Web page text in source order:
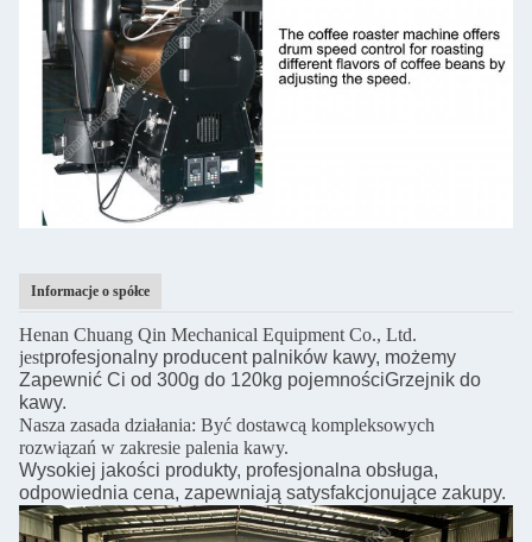
Informacje o spółce
Henan Chuang Qin Mechanical Equipment Co., Ltd.
jestprofesjonalny producent palników kawy, możemy
Zapewnić Ci od 300g do 120kg pojemnościGrzejnik do
kawy.
Nasza zasada działania: Być dostawcą kompleksowych
rozwiązań w zakresie palenia kawy.
Wysokiej jakości produkty, profesjonalna obsługa,
odpowiednia cena, zapewniają satysfakcjonujące zakupy.